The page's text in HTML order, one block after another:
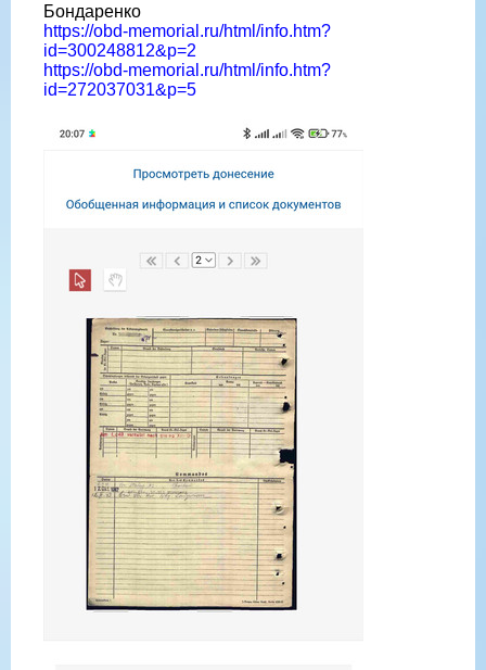
Бондаренко
https://obd-memorial.ru/html/info.htm?
id=300248812&p=2
https://obd-memorial.ru/html/info.htm?
id=272037031&p=5